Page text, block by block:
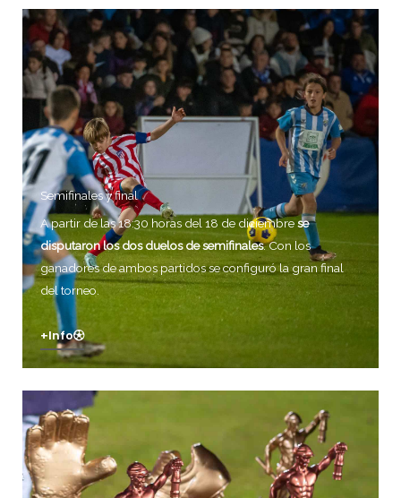
Semifinales y final
A partir de las 18:30 horas del 18 de diciembrese
disputaron los dos duelos de semifinales. Con los
ganadores de ambos partidos se configuró la gran final
del torneo.
+info